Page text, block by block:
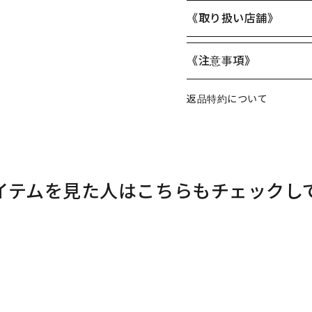
《取り扱い店舗》
《注意事項》
返品特約について
テムを見た人はこちらもチェックし